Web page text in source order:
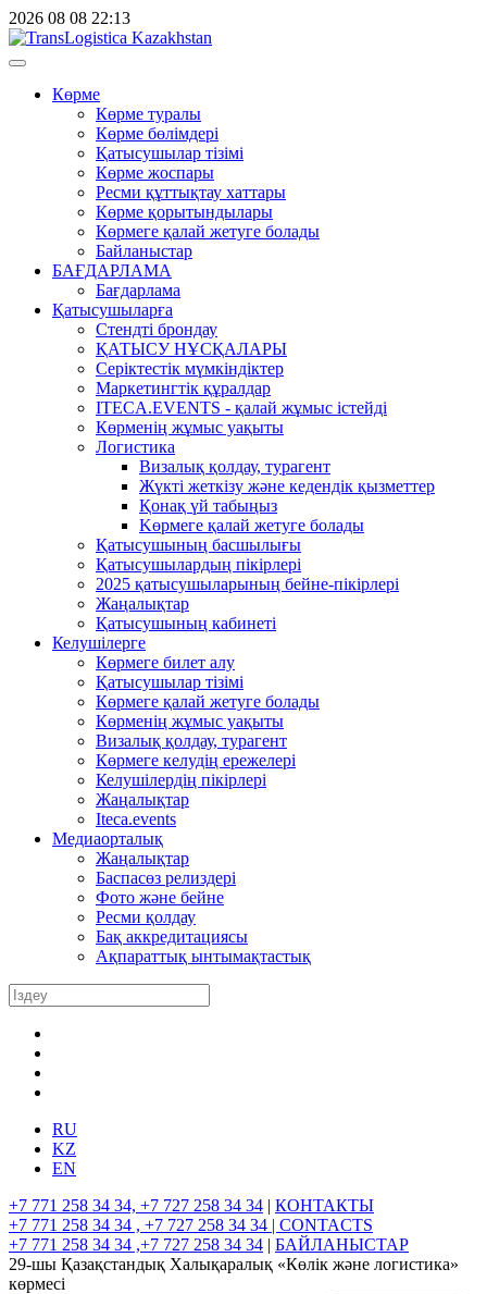
2026 08 08 22:13
Көрме
Көрме туралы
Көрме бөлімдері
Қатысушылар тізімі
Көрме жоспары
Ресми құттықтау хаттары
Көрме қорытындылары
Көрмеге қалай жетуге болады
Байланыстар
БАҒДАРЛАМА
Бағдарлама
Қатысушыларға
Стендті брондау
ҚАТЫСУ НҰСҚАЛАРЫ
Серіктестік мүмкіндіктер
Маркетингтік құралдар
ITECA.EVENTS - қалай жұмыс істейді
Көрменің жұмыс уақыты
Логистика
Визалық қолдау, турагент
Жүкті жеткізу және кедендік қызметтер
Қонақ үй табыңыз
Kөрмеге қалай жетуге болады
Қатысушының басшылығы
Қатысушылардың пікірлері
2025 қатысушыларының бейне-пікірлері
Жаңалықтар
Қатысушының кабинеті
Келушілерге
Көрмеге билет алу
Қатысушылар тізімі
Көрмеге қалай жетуге болады
Көрменің жұмыс уақыты
Визалық қолдау, турагент
Көрмеге келудің ережелері
Келушілердің пікірлері
Жаңалықтар
Iteca.events
Медиаорталық
Жаңалықтар
Баспасөз релиздері
Фото және бейне
Ресми қолдау
Бақ аккредитациясы
Ақпараттық ынтымақтастық
RU
KZ
EN
+7 771 258 34 34, +7 727 258 34 34 | КОНТАКТЫ
+7 771 258 34 34 , +7 727 258 34 34 | CONTACTS
+7 771 258 34 34 ,+7 727 258 34 34 | БАЙЛАНЫСТАР
29-шы Қазақстандық Халықаралық «Көлік және логистика»
көрмесі